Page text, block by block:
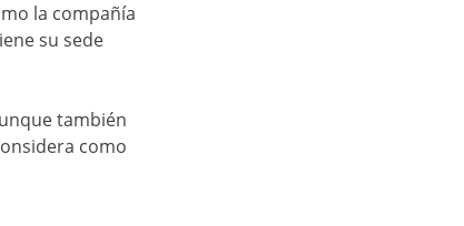
la compañía
su sede
también
como